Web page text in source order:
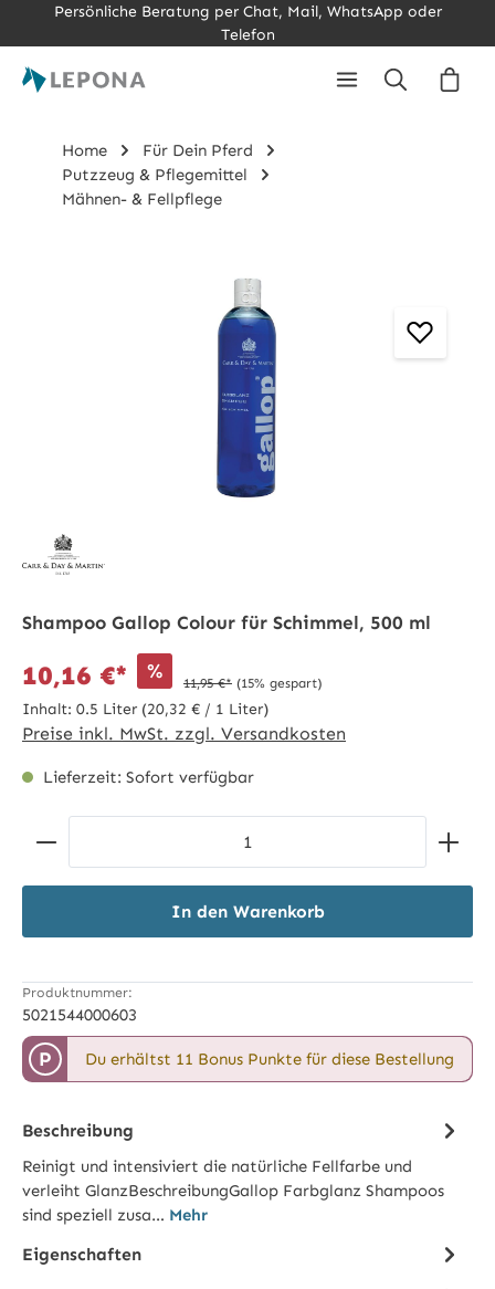
Zum Hauptinhalt springen
Persönliche Beratung per Chat, Mail, WhatsApp oder
Telefon
Home
Für Dein Pferd
Putzzeug & Pflegemittel
Mähnen- & Fellpflege
Shampoo Gallop Colour für Schimmel, 500 ml
10,16 €* % 11,95 €* (15% gespart)
Inhalt: 0.5 Liter (20,32 € / 1 Liter)
Preise inkl. MwSt. zzgl. Versandkosten
Lieferzeit: Sofort verfügbar
Produkt Anzahl: Gib den gewünschten Wert ein
In den Warenkorb
Produktnummer:
5021544000603
P Du erhältst 11 Bonus Punkte für diese Bestellung
Beschreibung
Reinigt und intensiviert die natürliche Fellfarbe und
verleiht GlanzBeschreibungGallop Farbglanz Shampoos
sind speziell zusa… Mehr
Eigenschaften